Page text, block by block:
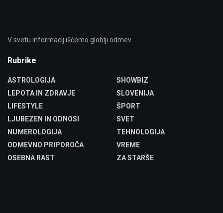
V svetu informacij iščemo globlji odmev.
Rubrike
ASTROLOGIJA
LEPOTA IN ZDRAVJE
LIFESTYLE
LJUBEZEN IN ODNOSI
NUMEROLOGIJA
ODMEVNO PRIPOROČA
OSEBNA RAST
SHOWBIZ
SLOVENIJA
ŠPORT
SVET
TEHNOLOGIJA
VREME
ZA STARŠE